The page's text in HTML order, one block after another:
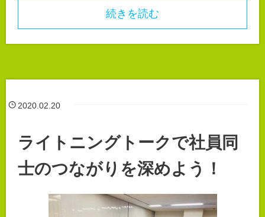
続きを読む
2020.02.20
ライトニングトークで社員同
士のつながりを深めよう！